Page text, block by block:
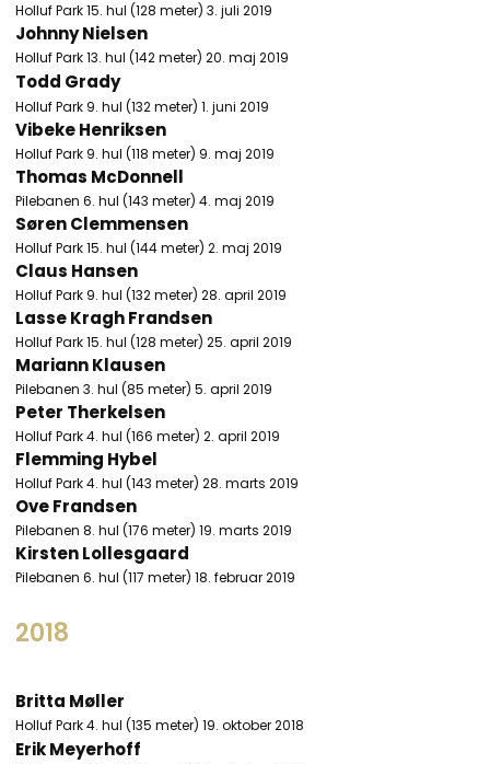
Holluf Park 15. hul (128 meter) 3. juli 2019
Johnny Nielsen
Holluf Park 13. hul (142 meter) 20. maj 2019
Todd Grady
Holluf Park 9. hul (132 meter) 1. juni 2019
Vibeke Henriksen
Holluf Park 9. hul (118 meter) 9. maj 2019
Thomas McDonnell
Pilebanen 6. hul (143 meter) 4. maj 2019
Søren Clemmensen
Holluf Park 15. hul (144 meter) 2. maj 2019
Claus Hansen
Holluf Park 9. hul (132 meter) 28. april 2019
Lasse Kragh Frandsen
Holluf Park 15. hul (128 meter) 25. april 2019
Mariann Klausen
Pilebanen 3. hul (85 meter) 5. april 2019
Peter Therkelsen
Holluf Park 4. hul (166 meter) 2. april 2019
Flemming Hybel
Holluf Park 4. hul (143 meter) 28. marts 2019
Ove Frandsen
Pilebanen 8. hul (176 meter) 19. marts 2019​
Kirsten Lollesgaard
Pilebanen 6. hul (117 meter) 18. februar 2019
2018
Britta Møller
Holluf Park 4. hul (135 meter) 19. oktober 2018
Erik Meyerhoff